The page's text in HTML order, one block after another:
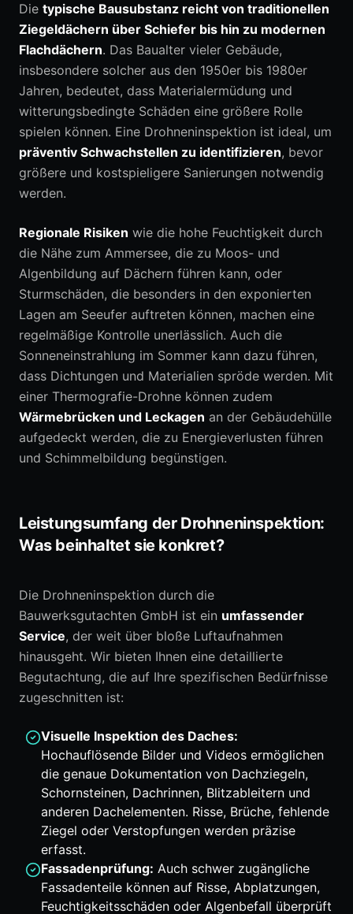
Die typische Bausubstanz reicht von traditionellen
Ziegeldächern über Schiefer bis hin zu modernen
Flachdächern. Das Baualter vieler Gebäude,
insbesondere solcher aus den 1950er bis 1980er
Jahren, bedeutet, dass Materialermüdung und
witterungsbedingte Schäden eine größere Rolle
spielen können. Eine Drohneninspektion ist ideal, um
präventiv Schwachstellen zu identifizieren, bevor
größere und kostspieligere Sanierungen notwendig
werden.
Regionale Risiken wie die hohe Feuchtigkeit durch
die Nähe zum Ammersee, die zu Moos- und
Algenbildung auf Dächern führen kann, oder
Sturmschäden, die besonders in den exponierten
Lagen am Seeufer auftreten können, machen eine
regelmäßige Kontrolle unerlässlich. Auch die
Sonneneinstrahlung im Sommer kann dazu führen,
dass Dichtungen und Materialien spröde werden. Mit
einer Thermografie-Drohne können zudem
Wärmebrücken und Leckagen an der Gebäudehülle
aufgedeckt werden, die zu Energieverlusten führen
und Schimmelbildung begünstigen.
Leistungsumfang der Drohneninspektion:
Was beinhaltet sie konkret?
Die Drohneninspektion durch die
Bauwerksgutachten GmbH ist ein umfassender
Service, der weit über bloße Luftaufnahmen
hinausgeht. Wir bieten Ihnen eine detaillierte
Begutachtung, die auf Ihre spezifischen Bedürfnisse
zugeschnitten ist:
Visuelle Inspektion des Daches:
Hochauflösende Bilder und Videos ermöglichen
die genaue Dokumentation von Dachziegeln,
Schornsteinen, Dachrinnen, Blitzableitern und
anderen Dachelementen. Risse, Brüche, fehlende
Ziegel oder Verstopfungen werden präzise
erfasst.
Fassadenprüfung: Auch schwer zugängliche
Fassadenteile können auf Risse, Abplatzungen,
Feuchtigkeitsschäden oder Algenbefall überprüft